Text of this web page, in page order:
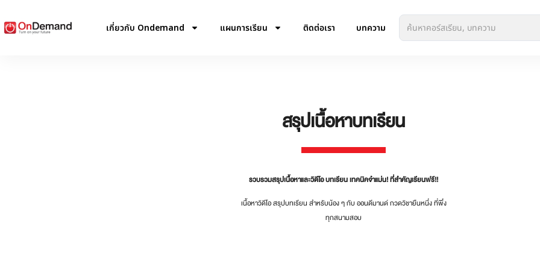
เกี่ยวกับ Ondemand แผนการเรียน ติดต่อเรา บทความ
สรุปเนื้อหาบทเรียน
รวบรวมสรุปเนื้อหาและวิดีโอ บทเรียน เทคนิคจำแม่น! ที่สำคัญเรียนฟรี!!
เนื้อหาวิดีโอ สรุปบทเรียน สำหรับน้อง ๆ กับ ออนดีมานด์ กวดวิชายืนหนึ่ง ที่พึ่ง
ทุกสนามสอบ